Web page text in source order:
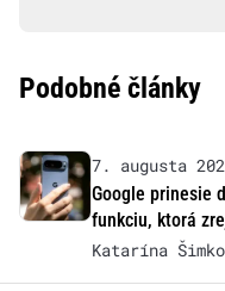
Podobné články
7. augusta
Google prinesie
funkciu, ktorá
Katarína